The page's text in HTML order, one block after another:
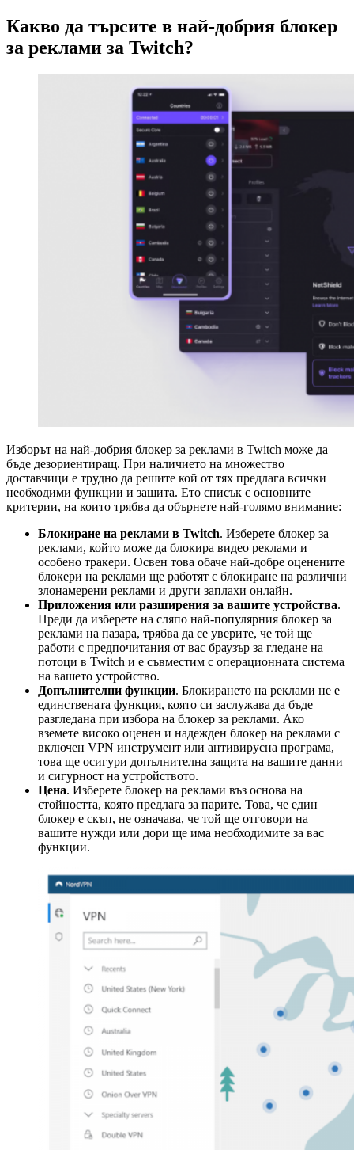
Какво да търсите в най-добрия блокер
за реклами за Twitch?
Изборът на най-добрия блокер за реклами в Twitch може да
бъде дезориентиращ. При наличието на множество
доставчици е трудно да решите кой от тях предлага всички
необходими функции и защита. Ето списък с основните
критерии, на които трябва да обърнете най-голямо внимание:
Блокиране на реклами в Twitch. Изберете блокер за
реклами, който може да блокира видео реклами и
особено тракери. Освен това обаче най-добре оценените
блокери на реклами ще работят с блокиране на различни
злонамерени реклами и други заплахи онлайн.
Приложения или разширения за вашите устройства.
Преди да изберете на сляпо най-популярния блокер за
реклами на пазара, трябва да се уверите, че той ще
работи с предпочитания от вас браузър за гледане на
потоци в Twitch и е съвместим с операционната система
на вашето устройство.
Допълнителни функции. Блокирането на реклами не е
единствената функция, която си заслужава да бъде
разгледана при избора на блокер за реклами. Ако
вземете високо оценен и надежден блокер на реклами с
включен VPN инструмент или антивирусна програма,
това ще осигури допълнителна защита на вашите данни
и сигурност на устройството.
Цена. Изберете блокер на реклами въз основа на
стойността, която предлага за парите. Това, че един
блокер е скъп, не означава, че той ще отговори на
вашите нужди или дори ще има необходимите за вас
функции.